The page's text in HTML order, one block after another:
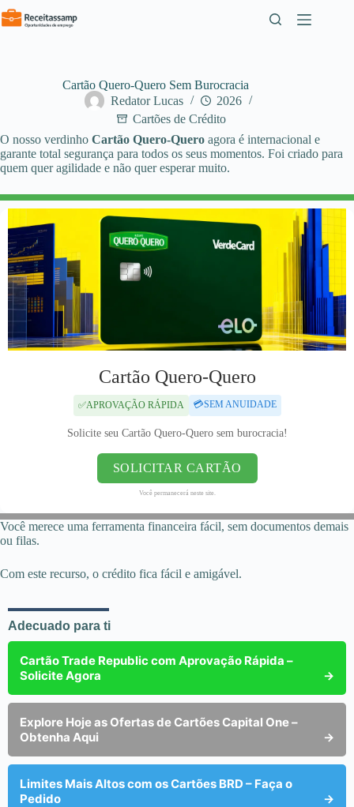
Pular
para
Cartão Quero-Quero Sem Burocracia
Redator Lucas
2026
Cartões de Crédito
O nosso verdinho Cartão Quero-Quero agora é internacional e
garante total segurança para todos os seus momentos. Foi criado para
quem quer agilidade e não quer esperar muito.
Cartão Quero-Quero
✅APROVAÇÃO RÁPIDA 💳SEM ANUIDADE
Solicite seu Cartão Quero-Quero sem burocracia!
SOLICITAR CARTÃO
Você permanecerá neste site.
Você merece uma ferramenta financeira fácil, sem documentos demais
ou filas.
Com este recurso, o crédito fica fácil e amigável.
Adecuado para ti
Cartão Trade Republic com Aprovação Rápida –
Solicite Agora
→
Explore Hoje as Ofertas de Cartões Capital One –
Obtenha Aqui
→
Limites Mais Altos com os Cartões BRD – Faça o
Pedido
→